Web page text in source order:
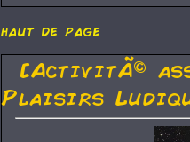
haut de page
[ActivitÃ©
Plaisirs